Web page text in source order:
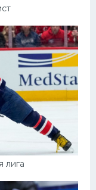
лига